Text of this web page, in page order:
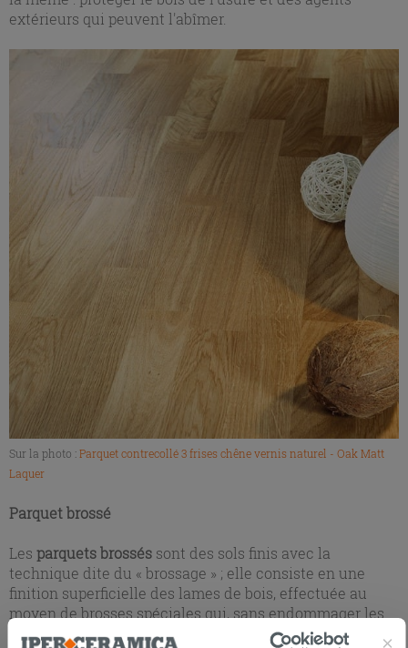
extérieurs qui peuvent l'abîmer.
Sur la photo :Parquet contrecollé 3 frises chêne vernis naturel - Oak Matt
Laquer
Parquet brossé
Les parquets brossés sont des sols finis avec la
technique dite du « brossage » ; elle consiste en une
finition superficielle des lames de bois, effectuée au
moyen de brosses spéciales qui, sans endommager les
fibres du bois, enlèvent une fine couche de matériau en